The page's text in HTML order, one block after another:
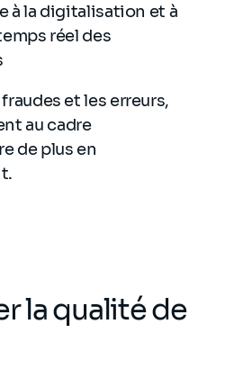
à la digitalisation et à
réel des
et les erreurs,
au cadre
de plus en
la qualité de